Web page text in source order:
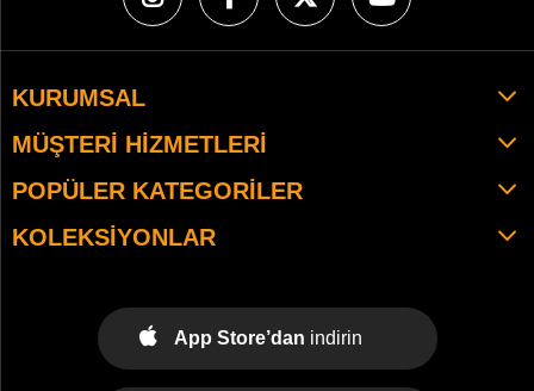
KURUMSAL
MÜŞTERI HIZMETLERI
POPÜLER KATEGORILER
KOLEKSIYONLAR
App Store’dan indirin